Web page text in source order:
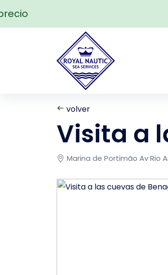
volver
Visita a
Marina de Portimão Av Rio